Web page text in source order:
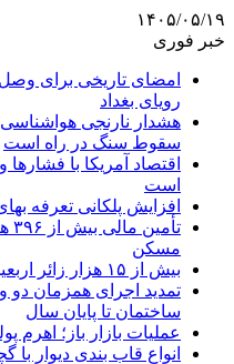
۱۴۰۵/۰۵/۱۹
خبر فوری
امضای تاریخی برای
رویای بغداد
سقوط سنگ در راه است
اقتصاد آمریکا با
است
افزایش پلکانی تعرفه
مسکن
بیش از ۱۵ هزار زائر اربعین به البرز بازگشتند
ساختمان تا پایان سال
عملیات بازار باز؛ اهرم
انواع قاب بندی دیوار